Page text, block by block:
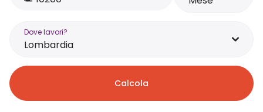
Dove lavori?
Lombardia
Calcola